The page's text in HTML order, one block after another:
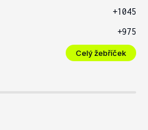
+1045
+975
Celý žebříček